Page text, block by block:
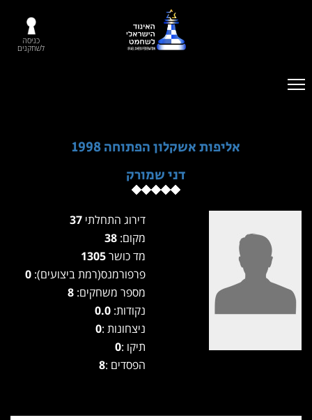
כניסה
לשחקנים
אליפות אשקלון הפתוחה 1998
דני שמורק
דירוג התחלתי
מקום:
מד כושר
פרפורמנס(רמת ביצועים):
מספר משחקים:
נקודות: 0.0
ניצחונות :0
תיקו :0
הפסדים :8